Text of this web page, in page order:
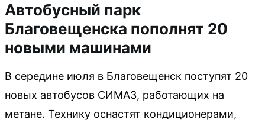
Автобусный парк
Благовещенска пополнят 20
новыми машинами
В середине июля в Благовещенск поступят 20
новых автобусов СИМАЗ, работающих на
метане. Технику оснастят кондиционерами,